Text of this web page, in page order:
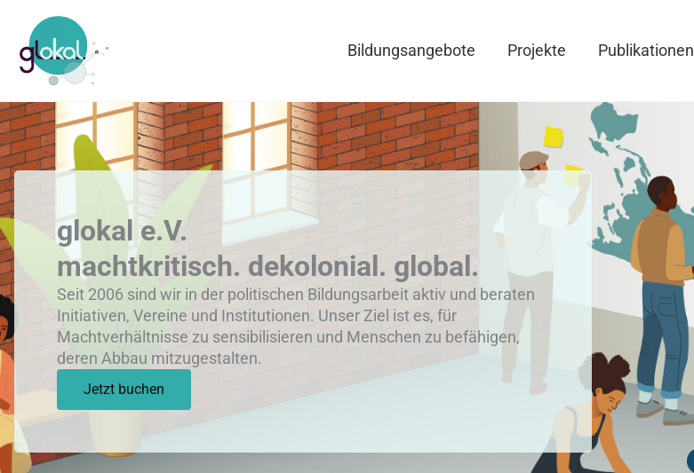
Inhalt
springen
Bildungsangebote Projekte Publikationen
glokal e.V.
machtkritisch. dekolonial. global.
Seit 2006 sind wir in der politischen Bildungsarbeit aktiv und beraten
Initiativen, Vereine und Institutionen. Unser Ziel ist es, für
Machtverhältnisse zu sensibilisieren und Menschen zu befähigen,
deren Abbau mitzugestalten.
Jetzt buchen